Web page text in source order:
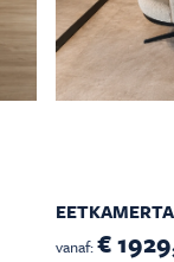
vanaf:€